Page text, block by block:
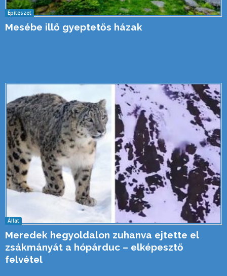
Építészet
Mesébe illő gyeptetős házak
Állat
Meredek hegyoldalon zuhanva ejtette el
zsákmányát a hópárduc – elképesztő
felvétel